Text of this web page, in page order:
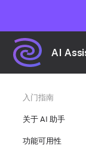
AI
入门指南
关于 AI 助手
功能可用性